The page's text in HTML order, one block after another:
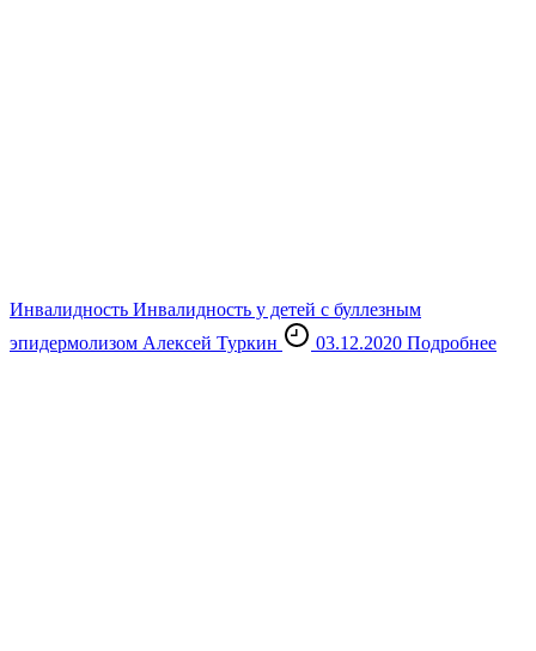
Инвалидность Инвалидность у детей с буллезным
эпидермолизом Алексей Туркин 03.12.2020 Подробнее